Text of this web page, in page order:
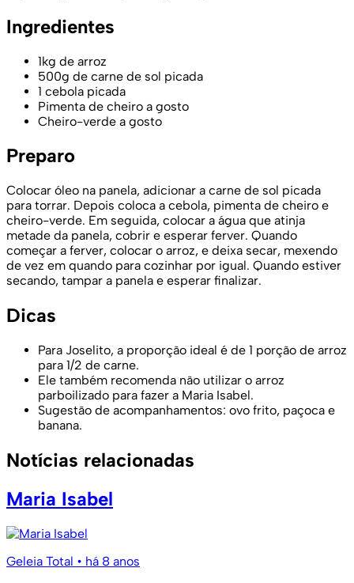
Ingredientes
1kg de arroz
500g de carne de sol picada
1 cebola picada
Pimenta de cheiro a gosto
Cheiro-verde a gosto
Preparo
Colocar óleo na panela, adicionar a carne de sol picada
para torrar. Depois coloca a cebola, pimenta de cheiro e
cheiro-verde. Em seguida, colocar a água que atinja
metade da panela, cobrir e esperar ferver. Quando
começar a ferver, colocar o arroz, e deixa secar, mexendo
de vez em quando para cozinhar por igual. Quando estiver
secando, tampar a panela e esperar finalizar.
Dicas
Para Joselito, a proporção ideal é de 1 porção de arroz
para 1/2 de carne.
Ele também recomenda não utilizar o arroz
parboilizado para fazer a Maria Isabel.
Sugestão de acompanhamentos: ovo frito, paçoca e
banana.
Notícias relacionadas
Maria Isabel
Geleia Total • há 8 anos